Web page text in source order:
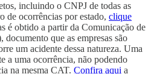
incluindo o CNPJ de todas as
de ocorrências por estado, clique
é obtido a partir da Comunicação de
que as empresas são
um acidente dessa natureza. Uma
a uma ocorrência, não podendo
na mesma CAT. Confira aqui a